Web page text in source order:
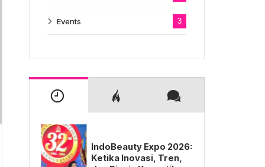
Events 3
IndoBeauty Expo 2026:
Ketika Inovasi, Tren,